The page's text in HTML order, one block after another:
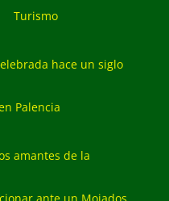
Turismo
hace un siglo
Palencia
amantes de la